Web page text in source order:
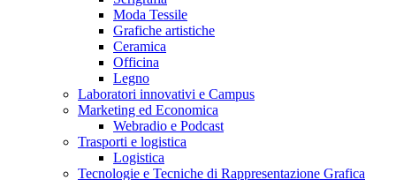
Moda Tessile
Grafiche artistiche
Ceramica
Officina
Legno
Laboratori innovativi e Campus
Marketing ed Economica
Webradio e Podcast
Trasporti e logistica
Logistica
Tecnologie e Tecniche di Rappresentazione Grafica